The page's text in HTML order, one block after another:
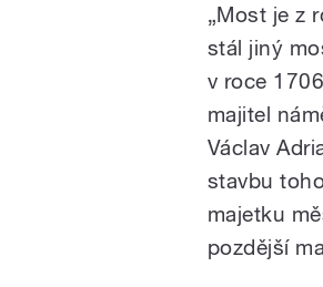
„Most je z
stál jiný
v roce
majitel
Václav
stavbu
majetku
pozdější